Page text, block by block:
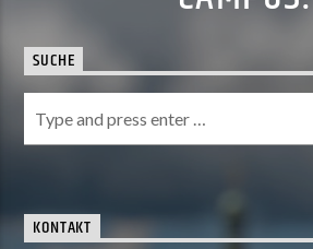
SUCHE
KONTAKT